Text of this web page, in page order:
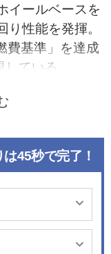
イールベースを
性能を発揮。
費基準」を達成
ている。
45秒で完了！